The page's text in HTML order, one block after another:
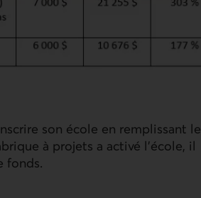
son école en remplissant le
à projets a activé l’école, il
fonds.